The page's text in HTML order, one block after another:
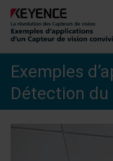
Capteur de vision
Exemples
Exemples
Détection